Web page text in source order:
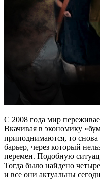
С 2008 года мир
Вкачивая в экономику
приподнимаются, то
барьер, через который
перемен. Подобную
Тогда было найдено
и все они актуальны